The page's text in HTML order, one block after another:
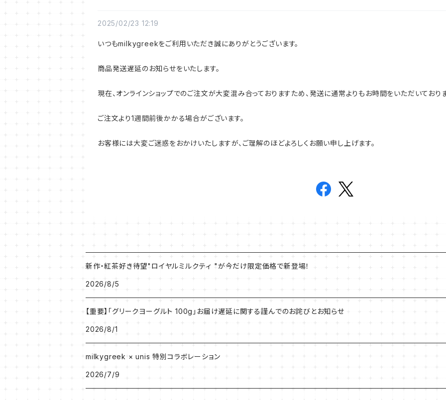
2025/02/23 12:19
いつもmilkygreekをご利用いただき誠にありがとうございます。
商品発送遅延のお知らせをいたします。
現在、オンラインショップでのご注文が大変混み合っておりますため、発送に通常よりもお時間をいただいており
ご注文より1週間前後かかる場合がございます。
お客様には大変ご迷惑をおかけいたしますが、ご理解のほどよろしくお願い申し上げます。
新作・紅茶好き待望"ロイヤルミルクティ "が今だけ限定価格で新登場！
2026/8/5
【重要】「グリークヨーグルト 100g」お届け遅延に関する謹んでのお詫びとお知らせ
2026/8/1
milkygreek × unis 特別コラボレーション
2026/7/9